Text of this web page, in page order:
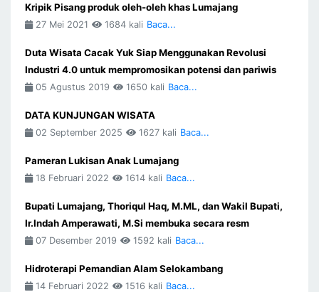
Kripik Pisang produk oleh-oleh khas Lumajang
27 Mei 2021 1684 kali Baca...
Duta Wisata Cacak Yuk Siap Menggunakan Revolusi
Industri 4.0 untuk mempromosikan potensi dan pariwis
05 Agustus 2019 1650 kali Baca...
DATA KUNJUNGAN WISATA
02 September 2025 1627 kali Baca...
Pameran Lukisan Anak Lumajang
18 Februari 2022 1614 kali Baca...
Bupati Lumajang, Thoriqul Haq, M.ML, dan Wakil Bupati,
Ir.Indah Amperawati, M.Si membuka secara resm
07 Desember 2019 1592 kali Baca...
Hidroterapi Pemandian Alam Selokambang
14 Februari 2022 1516 kali Baca...